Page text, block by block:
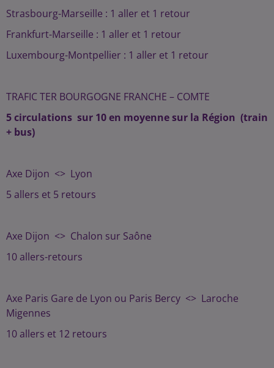
Strasbourg-Marseille : 1 aller et 1 retour
Frankfurt-Marseille : 1 aller et 1 retour
Luxembourg-Montpellier : 1 aller et 1 retour
TRAFIC TER BOURGOGNE FRANCHE – COMTE
5 circulations sur 10 en moyenne sur la Région (train
+ bus)
Axe Dijon <> Lyon
5 allers et 5 retours
Axe Dijon <> Chalon sur Saône
10 allers-retours
Axe Paris Gare de Lyon ou Paris Bercy <> Laroche
Migennes
10 allers et 12 retours